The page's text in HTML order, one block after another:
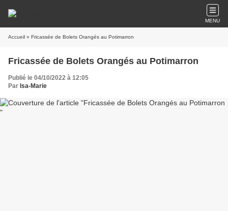
MENU
Accueil » Fricassée de Bolets Orangés au Potimarron
Fricassée de Bolets Orangés au Potimarron
Publié le 04/10/2022 à 12:05
Par Isa-Marie